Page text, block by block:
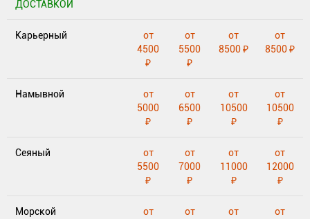
ДОСТАВКОЙ
Карьерный
от
4500
₽
от
5500
₽
от
8500 ₽
от
8500 ₽
Намывной
от
5000
₽
от
6500
₽
от
10500
₽
от
10500
₽
Сеяный
от
5500
₽
от
7000
₽
от
11000
₽
от
12000
₽
Морской
от
от
от
от